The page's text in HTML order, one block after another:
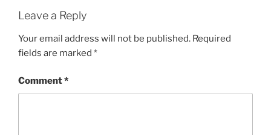
Leave a Reply
Your email address will not be published. Required
fields are marked *
Comment*